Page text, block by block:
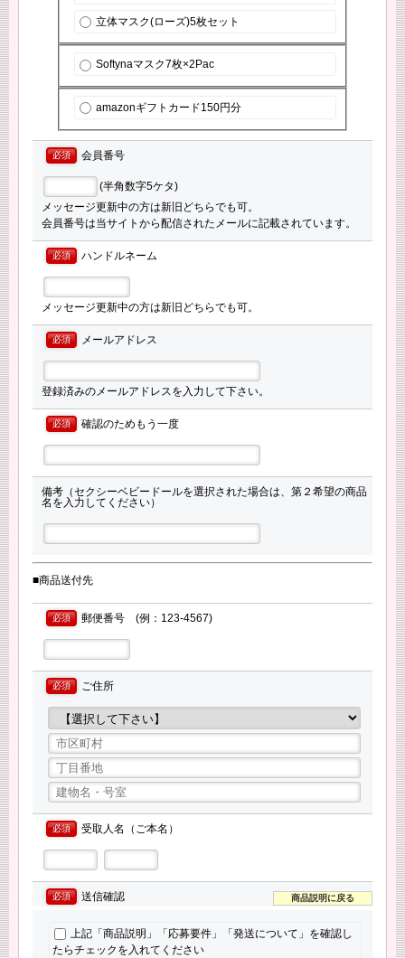
立体マスク(ローズ)5枚セット
Softynaマスク7枚×2Pac
amazonギフトカード150円分
必須 会員番号
(半角数字5ケタ)
メッセージ更新中の方は新旧どちらでも可。
会員番号は当サイトから配信されたメールに記載されています。
必須 ハンドルネーム
メッセージ更新中の方は新旧どちらでも可。
必須 メールアドレス
登録済みのメールアドレスを入力して下さい。
必須 確認のためもう一度
備考（セクシーベビードールを選択された場合は、第２希望の商品
名を入力してください）
■商品送付先
必須 郵便番号 (例：123-4567)
必須 ご住所
必須 受取人名（ご本名）
商品説明に戻る
必須 送信確認
上記「商品説明」「応募要件」「発送について」を確認し
たらチェックを入れてください